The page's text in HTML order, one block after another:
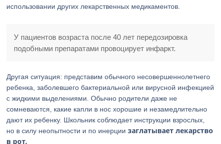
использовании других лекарственных медикаментов.
У пациентов возраста после 40 лет передозировка
подобными препаратами провоцирует инфаркт.
Другая ситуация: представим обычного несовершеннолетнего
ребенка, заболевшего бактериальной или вирусной инфекцией
с жидкими выделениями. Обычно родители даже не
сомневаются, какие капли в нос хорошие и незамедлительно
дают их ребенку. Школьник соблюдает инструкции взрослых,
но в силу неопытности и по инерциизаглатывает лекарство
в рот.